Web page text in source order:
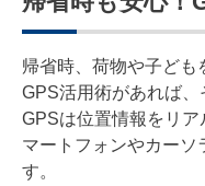
帰省時、荷物や子ども
GPS活用術があれば、
GPSは位置情報をリ
マートフォンやカーソ
す。